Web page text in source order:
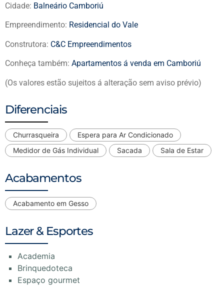
Cidade: Balneário Camboriú
Empreendimento: Residencial do Vale
Construtora: C&C Empreendimentos
Conheça também: Apartamentos á venda em Camboriú
(Os valores estão sujeitos á alteração sem aviso prévio)
Diferenciais
Churrasqueira
Espera para Ar Condicionado
Medidor de Gás Individual
Sacada Sala de Estar
Acabamentos
Acabamento em Gesso
Lazer & Esportes
Academia
Brinquedoteca
Espaço gourmet